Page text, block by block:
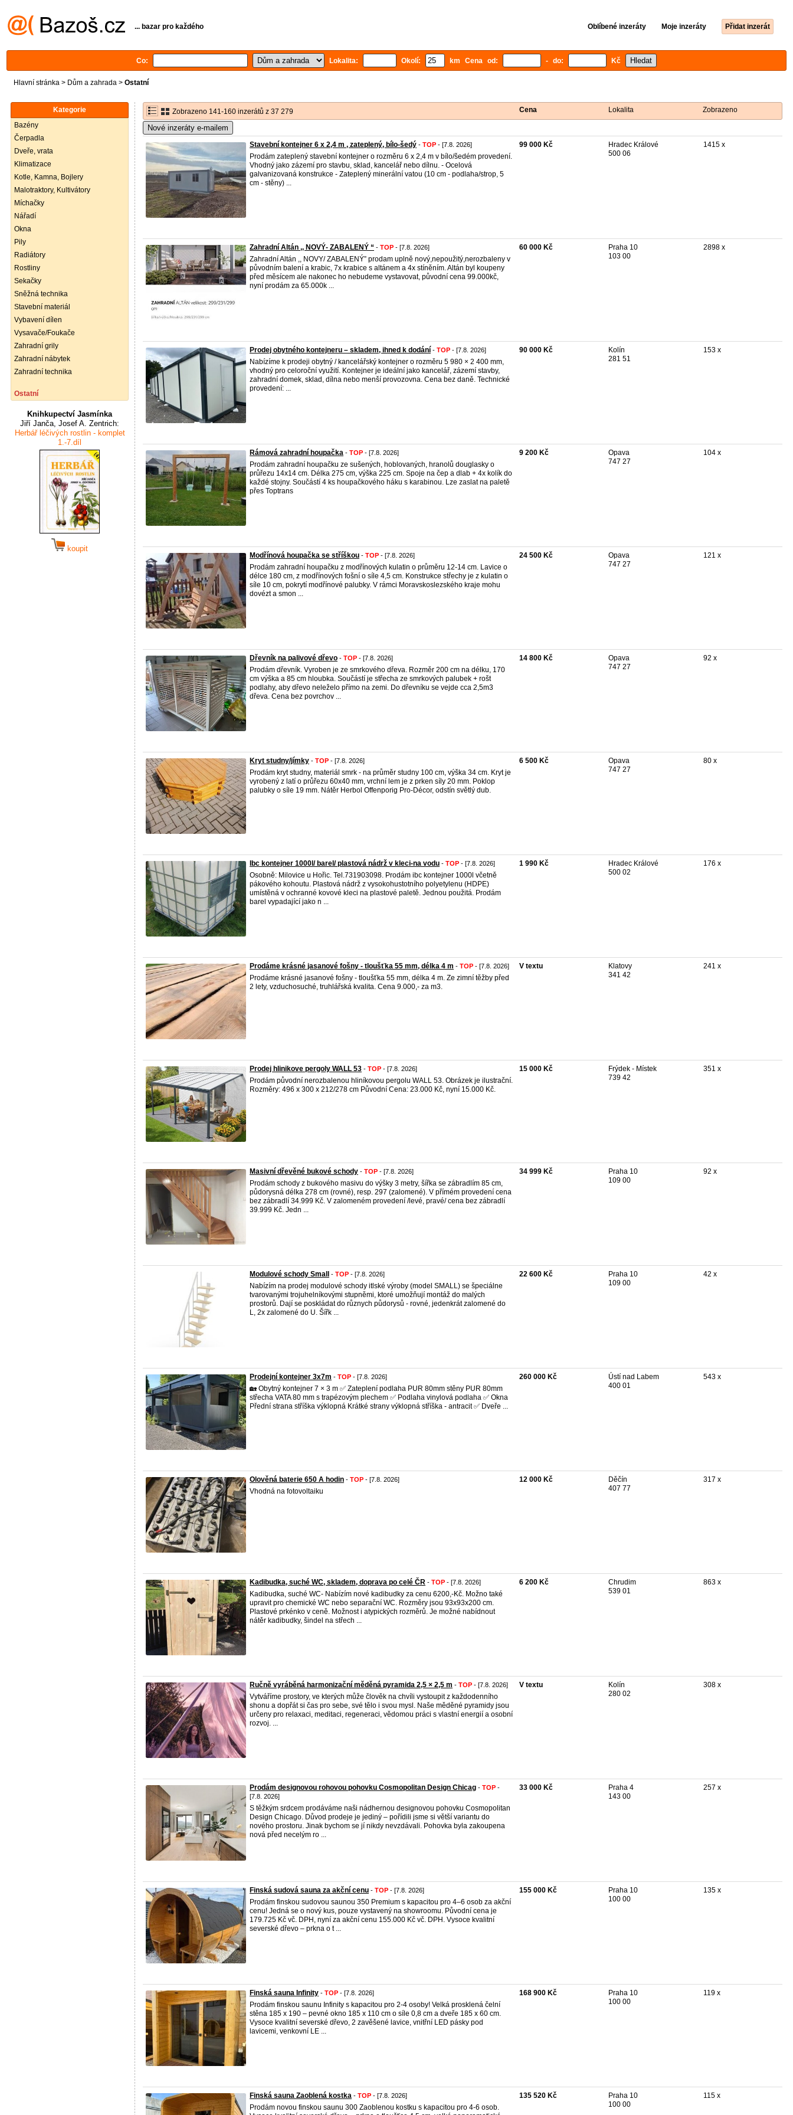
... bazar pro každého Oblíbené inzeráty Moje inzeráty Přidat inzerát
Co: Lokalita: Okolí: km Cena od: - do: Kč
Hlavní stránka > Dům a zahrada > Ostatní
Kategorie
Bazény
Čerpadla
Dveře, vrata
Klimatizace
Kotle, Kamna, Bojlery
Malotraktory, Kultivátory
Míchačky
Nářadí
Okna
Pily
Radiátory
Rostliny
Sekačky
Sněžná technika
Stavební materiál
Vybavení dílen
Vysavače/Foukače
Zahradní grily
Zahradní nábytek
Zahradní technika
Ostatní
Knihkupectví Jasmínka
Jiří Janča, Josef A. Zentrich:
Herbář léčivých rostlin - komplet
1.-7.díl
koupit
Zobrazeno 141-160 inzerátů z 37 279 Cena Lokalita Zobrazeno
Nové inzeráty e-mailem
Stavební kontejner 6 x 2,4 m , zateplený, bílo-šedý - TOP - [7.8. 2026]
Prodám zateplený stavební kontejner o rozměru 6 x 2,4 m v bílo/šedém provedení.
Vhodný jako zázemí pro stavbu, sklad, kancelář nebo dílnu. - Ocelová
galvanizovaná konstrukce - Zateplený minerální vatou (10 cm - podlaha/strop, 5
cm - stěny) ...
99 000 Kč
Hradec Králové
500 06
1415 x
Zahradní Altán ,, NOVÝ- ZABALENÝ “ - TOP - [7.8. 2026]
Zahradní Altán ,, NOVY/ ZABALENÝ” prodam uplně nový,nepoužitý,nerozbaleny v
původním balení a krabic, 7x krabice s altánem a 4x stíněním. Altán byl koupeny
před měsícem ale nakonec ho nebudeme vystavovat, původní cena 99.000kč,
nyní prodám za 65.000k ...
60 000 Kč
Praha 10
103 00
2898 x
Prodej obytného kontejneru – skladem, ihned k dodání - TOP - [7.8. 2026]
Nabízíme k prodeji obytný / kancelářský kontejner o rozměru 5 980 × 2 400 mm,
vhodný pro celoroční využití. Kontejner je ideální jako kancelář, zázemí stavby,
zahradní domek, sklad, dílna nebo menší provozovna. Cena bez daně. Technické
provedení: ...
90 000 Kč
Kolín
281 51
153 x
Rámová zahradní houpačka - TOP - [7.8. 2026]
Prodám zahradní houpačku ze sušených, hoblovaných, hranolů douglasky o
průřezu 14x14 cm. Délka 275 cm, výška 225 cm. Spoje na čep a dlab + 4x kolík do
každé stojny. Součástí 4 ks houpačkového háku s karabinou. Lze zaslat na paletě
přes Toptrans
9 200 Kč
Opava
747 27
104 x
Modřínová houpačka se stříškou - TOP - [7.8. 2026]
Prodám zahradní houpačku z modřínových kulatin o průměru 12-14 cm. Lavice o
délce 180 cm, z modřínových fošní o síle 4,5 cm. Konstrukce střechy je z kulatin o
síle 10 cm, pokrytí modřínové palubky. V rámci Moravskoslezského kraje mohu
dovézt a smon ...
24 500 Kč
Opava
747 27
121 x
Dřevník na palivové dřevo - TOP - [7.8. 2026]
Prodám dřevník. Vyroben je ze smrkového dřeva. Rozměr 200 cm na délku, 170
cm výška a 85 cm hloubka. Součástí je střecha ze smrkových palubek + rošt
podlahy, aby dřevo neleželo přímo na zemi. Do dřevníku se vejde cca 2,5m3
dřeva. Cena bez povrchov ...
14 800 Kč
Opava
747 27
92 x
Kryt studny/jímky - TOP - [7.8. 2026]
Prodám kryt studny, materiál smrk - na průměr studny 100 cm, výška 34 cm. Kryt je
vyrobený z latí o průřezu 60x40 mm, vrchní lem je z prken síly 20 mm. Poklop
palubky o síle 19 mm. Nátěr Herbol Offenporig Pro-Décor, odstín světlý dub.
6 500 Kč
Opava
747 27
80 x
Ibc kontejner 1000l/ barel/ plastová nádrž v kleci-na vodu - TOP - [7.8. 2026]
Osobně: Milovice u Hořic. Tel.731903098. Prodám ibc kontejner 1000l včetně
pákového kohoutu. Plastová nádrž z vysokohustotního polyetylenu (HDPE)
umístěná v ochranné kovové kleci na plastové paletě. Jednou použitá. Prodám
barel vypadající jako n ...
1 990 Kč
Hradec Králové
500 02
176 x
Prodáme krásné jasanové fošny - tloušťka 55 mm, délka 4 m - TOP - [7.8. 2026]
Prodáme krásné jasanové fošny - tloušťka 55 mm, délka 4 m. Ze zimní těžby před
2 lety, vzduchosuché, truhlářská kvalita. Cena 9.000,- za m3.
V textu
Klatovy
341 42
241 x
Prodej hlinikove pergoly WALL 53 - TOP - [7.8. 2026]
Prodám původní nerozbalenou hliníkovou pergolu WALL 53. Obrázek je ilustrační.
Rozměry: 496 x 300 x 212/278 cm Původní Cena: 23.000 Kč, nyní 15.000 Kč.
15 000 Kč
Frýdek - Místek
739 42
351 x
Masivní dřevěné bukové schody - TOP - [7.8. 2026]
Prodám schody z bukového masivu do výšky 3 metry, šířka se zábradlím 85 cm,
půdorysná délka 278 cm (rovné), resp. 297 (zalomené). V přímém provedení cena
bez zábradlí 34.999 Kč. V zalomeném provedení /levé, pravé/ cena bez zábradlí
39.999 Kč. Jedn ...
34 999 Kč
Praha 10
109 00
92 x
Modulové schody Small - TOP - [7.8. 2026]
Nabízím na prodej modulové schody itlské výroby (model SMALL) se špeciálne
tvarovanými trojuhelníkovými stupněmi, ktoré umožňují montáž do malých
prostorů. Dají se poskládat do různych půdorysů - rovné, jedenkrát zalomené do
L, 2x zalomené do U. Šířk ...
22 600 Kč
Praha 10
109 00
42 x
Prodejní kontejner 3x7m - TOP - [7.8. 2026]
🏡 Obytný kontejner 7 × 3 m ✅ Zateplení podlaha PUR 80mm stěny PUR 80mm
střecha VATA 80 mm s trapézovým plechem ✅ Podlaha vinylová podlaha ✅ Okna
Přední strana stříška výklopná Krátké strany výklopná stříška - antracit ✅ Dveře ...
260 000 Kč
Ústí nad Labem
400 01
543 x
Olověná baterie 650 A hodin - TOP - [7.8. 2026]
Vhodná na fotovoltaiku
12 000 Kč
Děčín
407 77
317 x
Kadibudka, suché WC, skladem, doprava po celé ČR - TOP - [7.8. 2026]
Kadibudka, suché WC- Nabízím nové kadibudky za cenu 6200,-Kč. Možno také
upravit pro chemické WC nebo separační WC. Rozměry jsou 93x93x200 cm.
Plastové prkénko v ceně. Možnost i atypických rozměrů. Je možné nabídnout
nátěr kadibudky, šindel na střech ...
6 200 Kč
Chrudim
539 01
863 x
Ručně vyráběná harmonizační měděná pyramida 2,5 × 2,5 m - TOP - [7.8. 2026]
Vytváříme prostory, ve kterých může člověk na chvíli vystoupit z každodenního
shonu a dopřát si čas pro sebe, své tělo i svou mysl. Naše měděné pyramidy jsou
určeny pro relaxaci, meditaci, regeneraci, vědomou práci s vlastní energií a osobní
rozvoj. ...
V textu
Kolín
280 02
308 x
Prodám designovou rohovou pohovku Cosmopolitan Design Chicag - TOP -
[7.8. 2026]
S těžkým srdcem prodáváme naši nádhernou designovou pohovku Cosmopolitan
Design Chicago. Důvod prodeje je jediný – pořídili jsme si větší variantu do
nového prostoru. Jinak bychom se jí nikdy nevzdávali. Pohovka byla zakoupena
nová před necelým ro ...
33 000 Kč
Praha 4
143 00
257 x
Finská sudová sauna za akční cenu - TOP - [7.8. 2026]
Prodám finskou sudovou saunou 350 Premium s kapacitou pro 4–6 osob za akční
cenu! Jedná se o nový kus, pouze vystavený na showroomu. Původní cena je
179.725 Kč vč. DPH, nyní za akční cenu 155.000 Kč vč. DPH. Vysoce kvalitní
severské dřevo – prkna o t ...
155 000 Kč
Praha 10
100 00
135 x
Finská sauna Infinity - TOP - [7.8. 2026]
Prodám finskou saunu Infinity s kapacitou pro 2-4 osoby! Velká prosklená čelní
stěna 185 x 190 – pevné okno 185 x 110 cm o síle 0,8 cm a dveře 185 x 60 cm.
Vysoce kvalitní severské dřevo, 2 zavěšené lavice, vnitřní LED pásky pod
lavicemi, venkovní LE ...
168 900 Kč
Praha 10
100 00
119 x
Finská sauna Zaoblená kostka - TOP - [7.8. 2026]
Prodám novou finskou saunu 300 Zaoblenou kostku s kapacitou pro 4-6 osob.
135 520 Kč
Praha 10
100 00
115 x